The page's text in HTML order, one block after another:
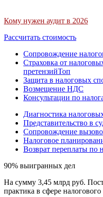
Кому нужен аудит в 2026
Рассчитать стоимость
Сопровождение
Страховка от
претензийТоп
Защита в налоговых
Возмещение НДС
Консультации по
Диагностика
Представительство в
Сопровождение
Налоговое
Возврат переплаты по
90% выигранных дел
На сумму 3,45 млрд руб.
практика в сфере налогового